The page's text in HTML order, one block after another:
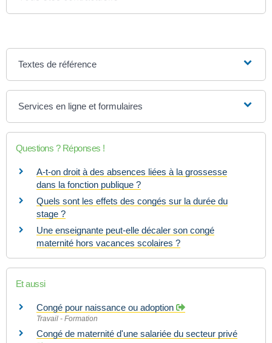
Textes de référence
Services en ligne et formulaires
Questions ? Réponses !
A-t-on droit à des absences liées à la grossesse
dans la fonction publique ?
Quels sont les effets des congés sur la durée du
stage ?
Une enseignante peut-elle décaler son congé
maternité hors vacances scolaires ?
Et aussi
Congé pour naissance ou adoption
Travail - Formation
Congé de maternité d'une salariée du secteur privé